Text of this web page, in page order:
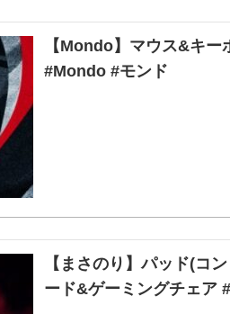
【Mondo】マウス&キ
#Mondo #モンド
【まさのり】パッド(コ
ード&ゲーミングチェア